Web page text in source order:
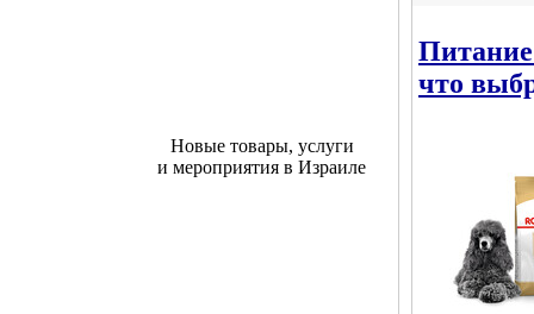
Новые товары, услуги
и мероприятия в Израиле
что